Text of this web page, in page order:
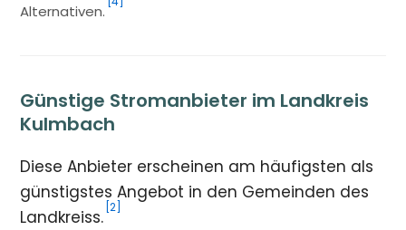
Alternativen.
Günstige Stromanbieter im Landkreis
Kulmbach
Diese Anbieter erscheinen am häufigsten als
günstigstes Angebot in den Gemeinden des
Landkreiss. [2]